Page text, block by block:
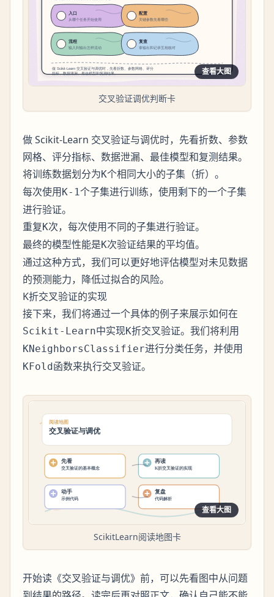
查看大图
交叉验证调优判断卡
做 Scikit-Learn 交叉验证与调优时，先看折数、参数
网格、评分指标、数据泄漏、最佳模型和复测结果。
将训练数据划分为K个相同大小的子集（折）。
每次使用K-1个子集进行训练，使用剩下的一个子集
进行验证。
重复K次，每次使用不同的子集进行验证。
最终的模型性能是K次验证结果的平均值。
通过这种方式，我们可以更好地评估模型对未见数据
的预测能力，降低过拟合的风险。
K折交叉验证的实现
接下来，我们将通过一个具体的例子来展示如何在
Scikit-Learn中实现K折交叉验证。我们将利用
KNeighborsClassifier进行分类任务，并使用
KFold 函数来执行交叉验证。
查看大图
ScikitLearn阅读地图卡
开始读《交叉验证与调优》前，可以先看图中从问题